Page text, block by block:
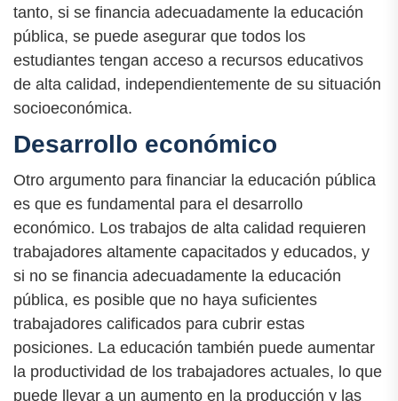
tanto, si se financia adecuadamente la educación
pública, se puede asegurar que todos los
estudiantes tengan acceso a recursos educativos
de alta calidad, independientemente de su situación
socioeconómica.
Desarrollo económico
Otro argumento para financiar la educación pública
es que es fundamental para el desarrollo
económico. Los trabajos de alta calidad requieren
trabajadores altamente capacitados y educados, y
si no se financia adecuadamente la educación
pública, es posible que no haya suficientes
trabajadores calificados para cubrir estas
posiciones. La educación también puede aumentar
la productividad de los trabajadores actuales, lo que
puede llevar a un aumento en la producción y las